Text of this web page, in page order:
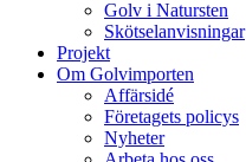
Golv i Natursten
Skötselanvisningar
Projekt
Om Golvimporten
Affärsidé
Företagets policys
Nyheter